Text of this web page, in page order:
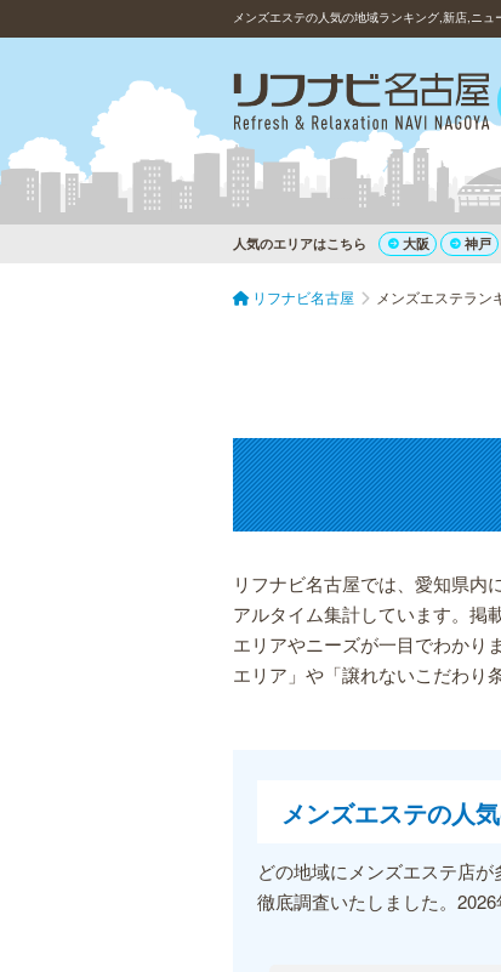
メンズエステの人気の地域ランキング,新店,ニュ
人気のエリアはこちら 大阪 神戸
リフナビ名古屋 メンズエステラン
リフナビ名古屋では、愛知県内
アルタイム集計しています。掲
エリアやニーズが一目でわかり
エリア」や「譲れないこだわり
メンズエステの人
どの地域にメンズエステ店
徹底調査いたしました。